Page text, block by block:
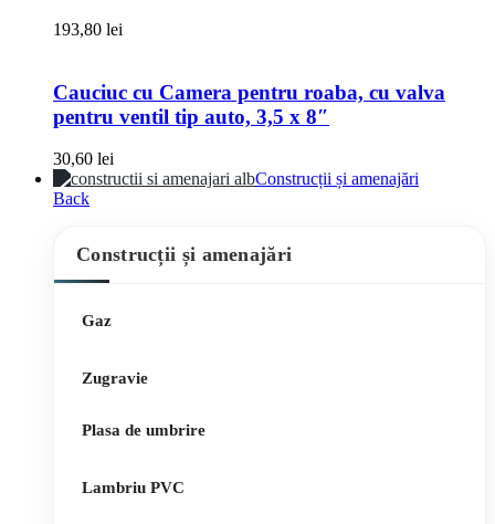
193,80 lei
Cauciuc cu Camera pentru roaba, cu valva
pentru ventil tip auto, 3,5 x 8″
30,60 lei
Construcții și amenajări
Back
Construcții și amenajări
Gaz
Zugravie
Plasa de umbrire
Lambriu PVC